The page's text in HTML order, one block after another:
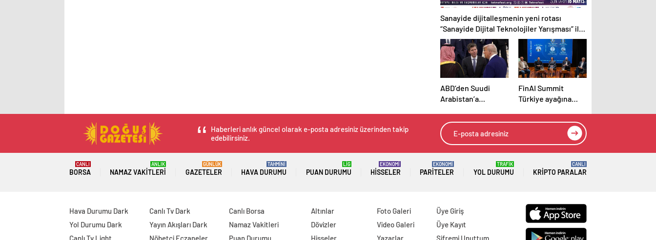
Sanayide dijitalleşmenin yeni rotası
“Sanayide Dijital Teknolojiler Yarışması” ile
belirleniyor!
ABD’den Suudi
Arabistan’a
FinAI Summit
Türkiye ayağına
sahipliği yaptı
Haberleri anlık güncel olarak e-posta adresiniz üzerinden takip
edebilirsiniz.
BORSA
CANLI
NAMAZ VAKITLERI
ANLIK
GAZETELER
GÜNLÜK
HAVA DURUMU
TAHMİNİ
PUAN DURUMU
LİG
HISSELER
EKONOMİ
PARITELER
EKONOMİ
YOL DURUMU
TRAFİK
KRIPTO PARALAR
CANLI
Hava Durumu Dark
Yol Durumu Dark
Canlı Tv Light
Canlı Tv Dark
Yayın Akışları Dark
Nöbetçi Eczaneler
Canlı Borsa
Namaz Vakitleri
Puan Durumu
Altınlar
Dövizler
Hisseler
Foto Galeri
Video Galeri
Yazarlar
Üye Giriş
Üye Kayıt
Şifremi Unuttum